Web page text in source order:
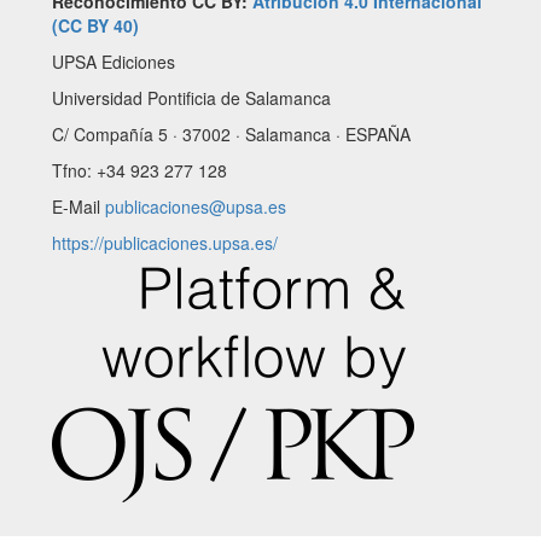
(CC BY 40)
UPSA Ediciones
Universidad Pontificia de Salamanca
C/ Compañía 5 · 37002 · Salamanca · ESPAÑA
Tfno: +34 923 277 128
E-Mail publicaciones@upsa.es
https://publicaciones.upsa.es/